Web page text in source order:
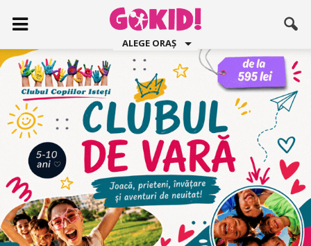
ALEGE ORAȘ